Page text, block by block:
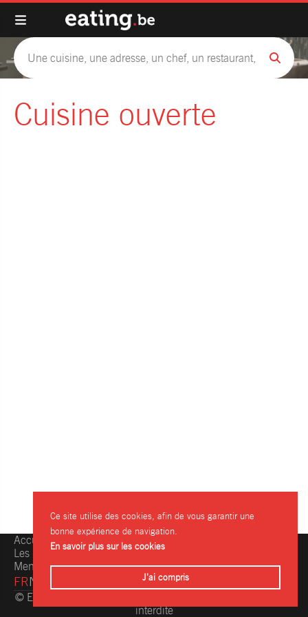
Cuisine ouverte
Accueil
Les restaurants
Mentions légales
Une question, une info ?
Contactez-nous
FRNL
© Eating.be 2004-2026 - Toute reproduction même partielle
interdite
Ce site utilise des cookies, afin de vous garantir une
bonne expérience de navigation.
En savoir plus sur les cookies
J'ai compris